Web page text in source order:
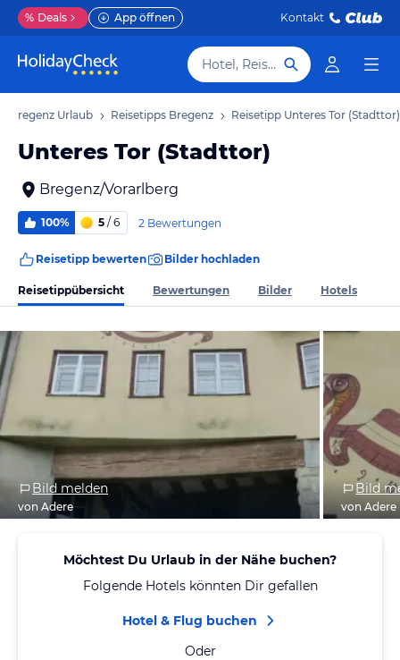
% Deals App öffnen Kontakt
Hotel, Reiseziel
Bregenz Urlaub Reisetipps Bregenz Reisetipp Unteres Tor (Stadttor)
Unteres Tor (Stadttor)
Bregenz/Vorarlberg
100% 5 / 6 2 Bewertungen
Reisetipp bewerten Bilder hochladen
Reisetippübersicht Bewertungen Bilder Hotels
Bild melden
von Adere
Bild
von Adere
Möchtest Du Urlaub in der Nähe buchen?
Folgende Hotels könnten Dir gefallen
Hotel & Flug buchen
Oder